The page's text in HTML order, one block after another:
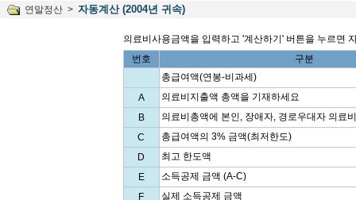
연말정산 > 자동계산 (2004년 귀속)
의료비사용금액을 입력하고 '계산하기' 버튼을 누르면
번호
구분
총급여액(연봉-비과세)
A
의료비지출액 총액을 기재하세요
B
의료비총액에 본인, 장애자, 경로우대자 의료
C
총급여액의 3% 금액(최저한도)
D
최고 한도액
E
소득공제 금액 (A-C)
F
실제 소득공제 금액